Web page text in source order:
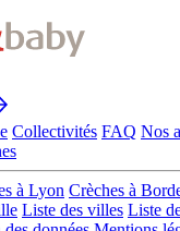
Collectivités FAQ Nos
à Lyon Crèches à
Liste des villes Liste